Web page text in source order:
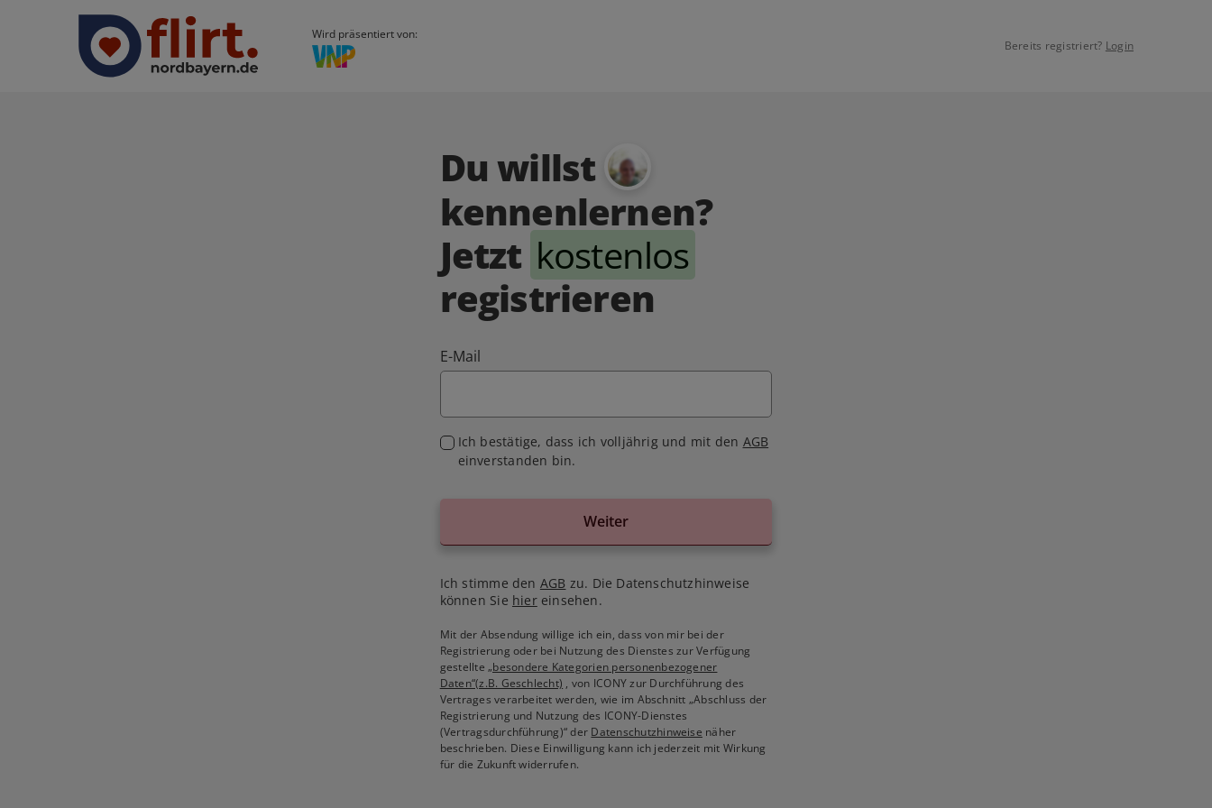
Wird präsentiert von:
Bereits registriert? Login
Du willst
kennenlernen?
Jetzt kostenlos
registrieren
E-Mail
Ich bestätige, dass ich volljährig und mit den AGB
einverstanden bin.
Weiter
Ich stimme den AGB zu. Die Datenschutzhinweise
können Sie hiereinsehen.
Mit der Absendung willige ich ein, dass von mir bei der
Registrierung oder bei Nutzung des Dienstes zur Verfügung
gestellte„besondere Kategorien personenbezogener
Daten“(z.B. Geschlecht) , von ICONY zur Durchführung des
Vertrages verarbeitet werden, wie im Abschnitt „Abschluss der
Registrierung und Nutzung des ICONY-Dienstes
(Vertragsdurchführung)“ der Datenschutzhinweise näher
beschrieben. Diese Einwilligung kann ich jederzeit mit Wirkung
für die Zukunft widerrufen.